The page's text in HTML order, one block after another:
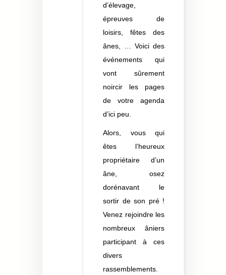
d’élevage,
épreuves de
loisirs, fêtes des
ânes, … Voici des
événements qui
vont sûrement
noircir les pages
de votre agenda
d’ici peu.
Alors, vous qui
êtes l’heureux
propriétaire d’un
âne, osez
dorénavant le
sortir de son pré !
Venez rejoindre les
nombreux âniers
participant à ces
divers
rassemblements.